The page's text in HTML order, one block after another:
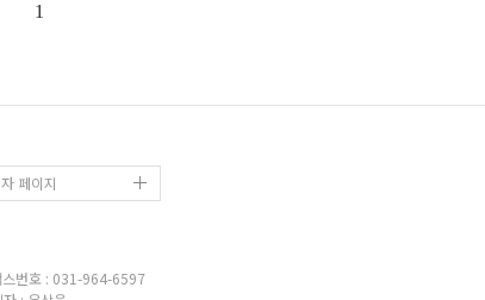
1
페이지
스번호 : 031-964-6597